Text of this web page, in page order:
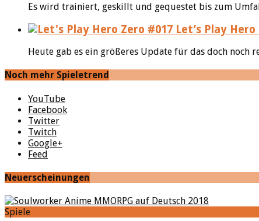
Es wird trainiert, geskillt und gequestet bis zum
Let’s Play
Heute gab es ein größeres Update für das doch noch
Noch mehr Spieletrend
YouTube
Facebook
Twitter
Twitch
Google+
Feed
Neuerscheinungen
Spiele